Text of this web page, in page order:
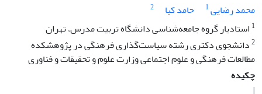
محمد رضایی1 حامد کیا
2
1 استادیار گروه جامعه‌شناسی دانشگاه تربیت مدرس، تهران
2دانشجوی دکتری رشته سیاست‌گذاری فرهنگی در پژوهشکده
مطالعات فرهنگی و علوم اجتماعی وزارت علوم و تحقیقات و فناوری
چکیده